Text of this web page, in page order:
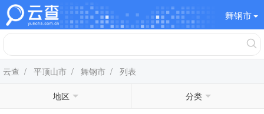
舞钢市
云查 / 平顶山市 / 舞钢市 / 列表
地区 分类